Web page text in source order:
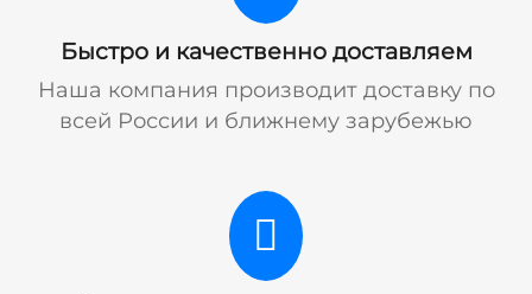
Быстро и качественно доставляем
Наша компания производит доставку по
всей России и ближнему зарубежью